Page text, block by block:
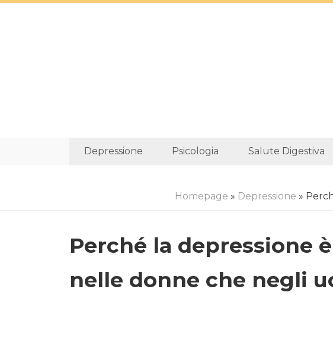
Depressione Psicologia Salute Digestiva
Homepage » Depressione »
Perché la depressione
nelle donne che negli